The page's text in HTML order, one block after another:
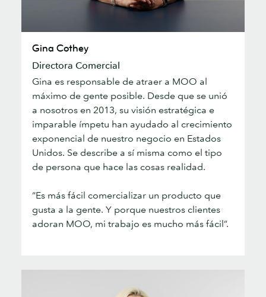
Cothey
Gina Cothey
Directora Comercial
Gina es responsable de atraer a MOO al
máximo de gente posible. Desde que se unió
a nosotros en 2013, su visión estratégica e
imparable ímpetu han ayudado al crecimiento
exponencial de nuestro negocio en Estados
Unidos. Se describe a sí misma como el tipo
de persona que hace las cosas realidad.
“Es más fácil comercializar un producto que
gusta a la gente. Y porque nuestros clientes
adoran MOO, mi trabajo es mucho más fácil”.